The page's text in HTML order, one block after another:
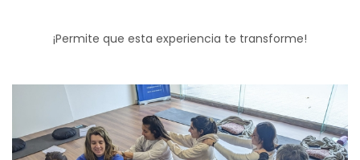
¡Permite que esta experiencia te transforme!